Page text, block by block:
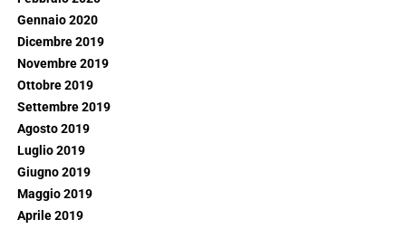
Gennaio 2020
Dicembre 2019
Novembre 2019
Ottobre 2019
Settembre 2019
Agosto 2019
Luglio 2019
Giugno 2019
Maggio 2019
Aprile 2019